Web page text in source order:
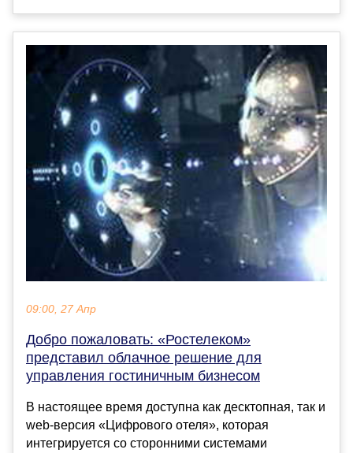
09:00, 27 Апр
Добро пожаловать: «Ростелеком»
представил облачное решение для
управления гостиничным бизнесом
В настоящее время доступна как десктопная, так и
web-версия «Цифрового отеля», которая
интегрируется со сторонними системами